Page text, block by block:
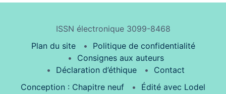
ISSN électronique 3099-8468
Plan du site
Politique de confidentialité
Consignes aux auteurs
Déclaration d’éthique
Contact
Conception : Chapitre neuf
Édité avec Lodel